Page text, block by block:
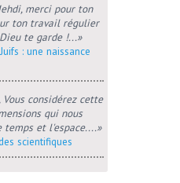
merci pour ton
ton travail régulier
te garde !...»
: une naissance
Vous considérez cette
qui nous
et l'espace....»
scientifiques